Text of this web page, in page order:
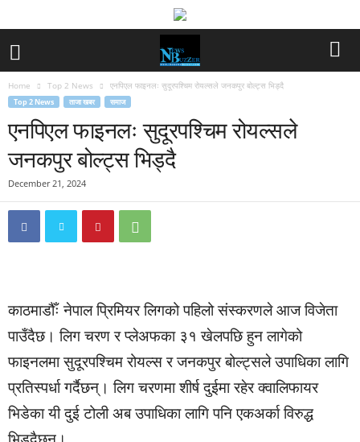
Home Top 2 News एनपिएल फाइनलः सुदूरपश्चिम रोयल्सले जनकपुर बोल्ट्स भिड्दै
Top 2 News ताजा खबर समाज
एनपिएल फाइनलः सुदूरपश्चिम रोयल्सले
जनकपुर बोल्ट्स भिड्दै
December 21, 2024
काठमाडौँः नेपाल प्रिमियर लिगको पहिलो संस्करणले आज विजेता
पाउँदैछ। लिग चरण र प्लेअफका ३१ खेलपछि हुन लागेको
फाइनलमा सुदूरपश्चिम रोयल्स र जनकपुर बोल्ट्सले उपाधिका लागि
प्रतिस्पर्धा गर्दैछन्। लिग चरणमा शीर्ष दुईमा रहेर क्वालिफायर
भिडेका यी दुई टोली अब उपाधिका लागि पनि एकअर्का विरुद्ध